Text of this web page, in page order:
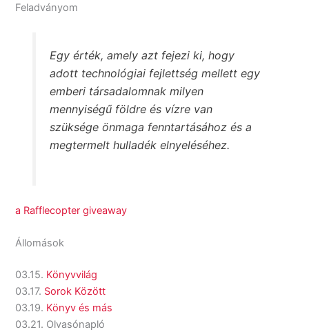
Feladványom
Egy érték, amely azt fejezi ki, hogy
adott technológiai fejlettség mellett egy
emberi társadalomnak milyen
mennyiségű földre és vízre van
szüksége önmaga fenntartásához és a
megtermelt hulladék elnyeléséhez.
a Rafflecopter giveaway
Állomások
03.15. Könyvvilág
03.17. Sorok Között
03.19. Könyv és más
03.21. Olvasónapló